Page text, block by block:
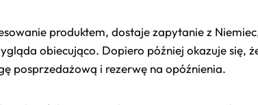
produktem, dostaje zapytanie z
obiecująco. Dopiero później okazuje się,
posprzedażową i rezerwę na opóźnienia.